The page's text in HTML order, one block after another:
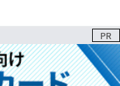
PR